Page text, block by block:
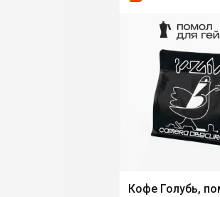
Кофе Голубь,